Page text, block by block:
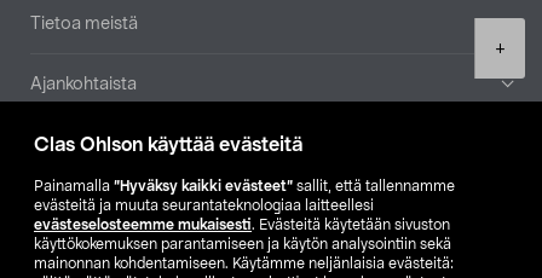
Clas Ohlson käyttää evästeitä
Painamalla ”Hyväksy kaikki evästeet” sallit, että tallennamme
evästeitä ja muuta seurantateknologiaa laitteellesi
evästeselosteemme mukaisesti. Evästeitä käytetään sivuston
käyttökokemuksen parantamiseen ja käytön analysointiin sekä
mainonnan kohdentamiseen. Käytämme neljänlaisia evästeitä:
+
Tietoa meistä
Ajankohtaista
Muut yrityksemme
Etsi myymälä
SE NO FI